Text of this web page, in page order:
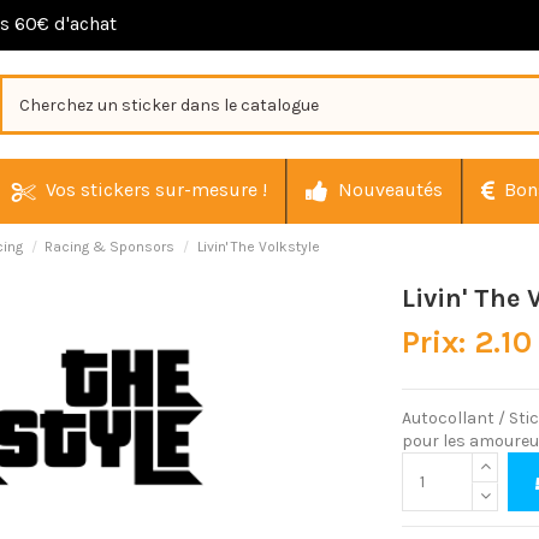
60€ d'achat
Vos stickers sur-mesure ! Nouveautés
Racing & Sponsors Livin' The Volkstyle
Livin' The
Prix:
Autocollant /
pour les